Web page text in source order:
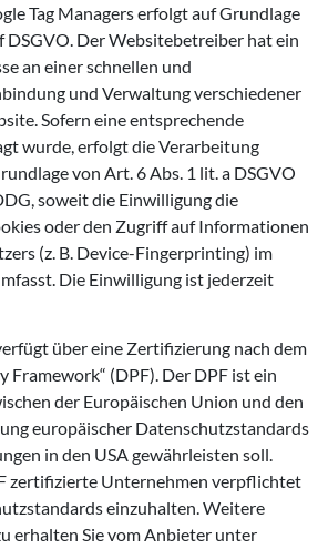
Tag Managers erfolgt auf Grundlage
DSGVO. Der Websitebetreiber hat ein
an einer schnellen und
und Verwaltung verschiedener
Sofern eine entsprechende
wurde, erfolgt die Verarbeitung
von Art. 6 Abs. 1 lit. a DSGVO
soweit die Einwilligung die
oder den Zugriff auf Informationen
(z. B. Device-Fingerprinting) im
Die Einwilligung ist jederzeit
über eine Zertifizierung nach dem
Framework“ (DPF). Der DPF ist ein
der Europäischen Union und den
europäischer Datenschutzstandards
in den USA gewährleisten soll.
zertifizierte Unternehmen verpflichtet
einzuhalten. Weitere
erhalten Sie vom Anbieter unter